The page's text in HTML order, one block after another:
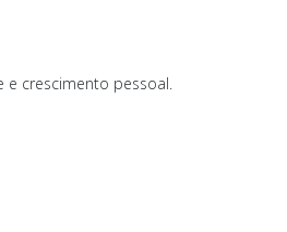
e crescimento pessoal.